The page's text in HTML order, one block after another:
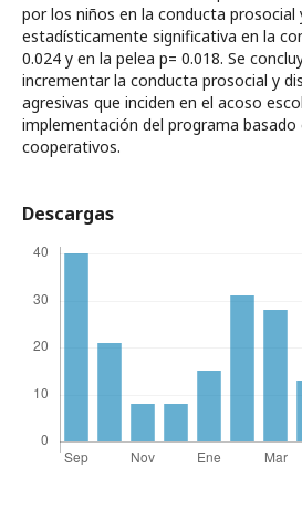
por los niños en la conducta prosocial
estadísticamente significativa en la
0.024 y en la pelea p= 0.018. Se
incrementar la conducta prosocial y
agresivas que inciden en el acoso
implementación del programa basado
cooperativos.
Descargas